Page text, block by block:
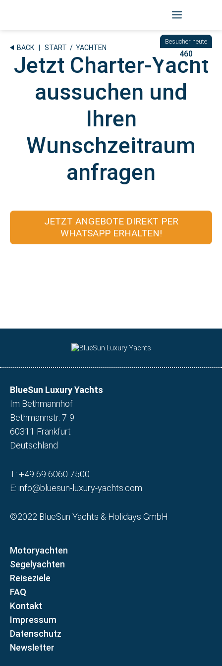
460
BACK START / YACHTEN
Jetzt Charter-Yacht
aussuchen und
Ihren
Wunschzeitraum
anfragen
JETZT ANGEBOTE DIREKT PER
WHATSAPP ERHALTEN!
BlueSun Luxury Yachts
Im Bethmannhof
Bethmannstr. 7-9
60311 Frankfurt
Deutschland
T: +49 69 6060 7500
E: info@bluesun-luxury-yachts.com
©2022 BlueSun Yachts & Holidays GmbH
Motoryachten
Segelyachten
Reiseziele
FAQ
Kontakt
Impressum
Datenschutz
Newsletter